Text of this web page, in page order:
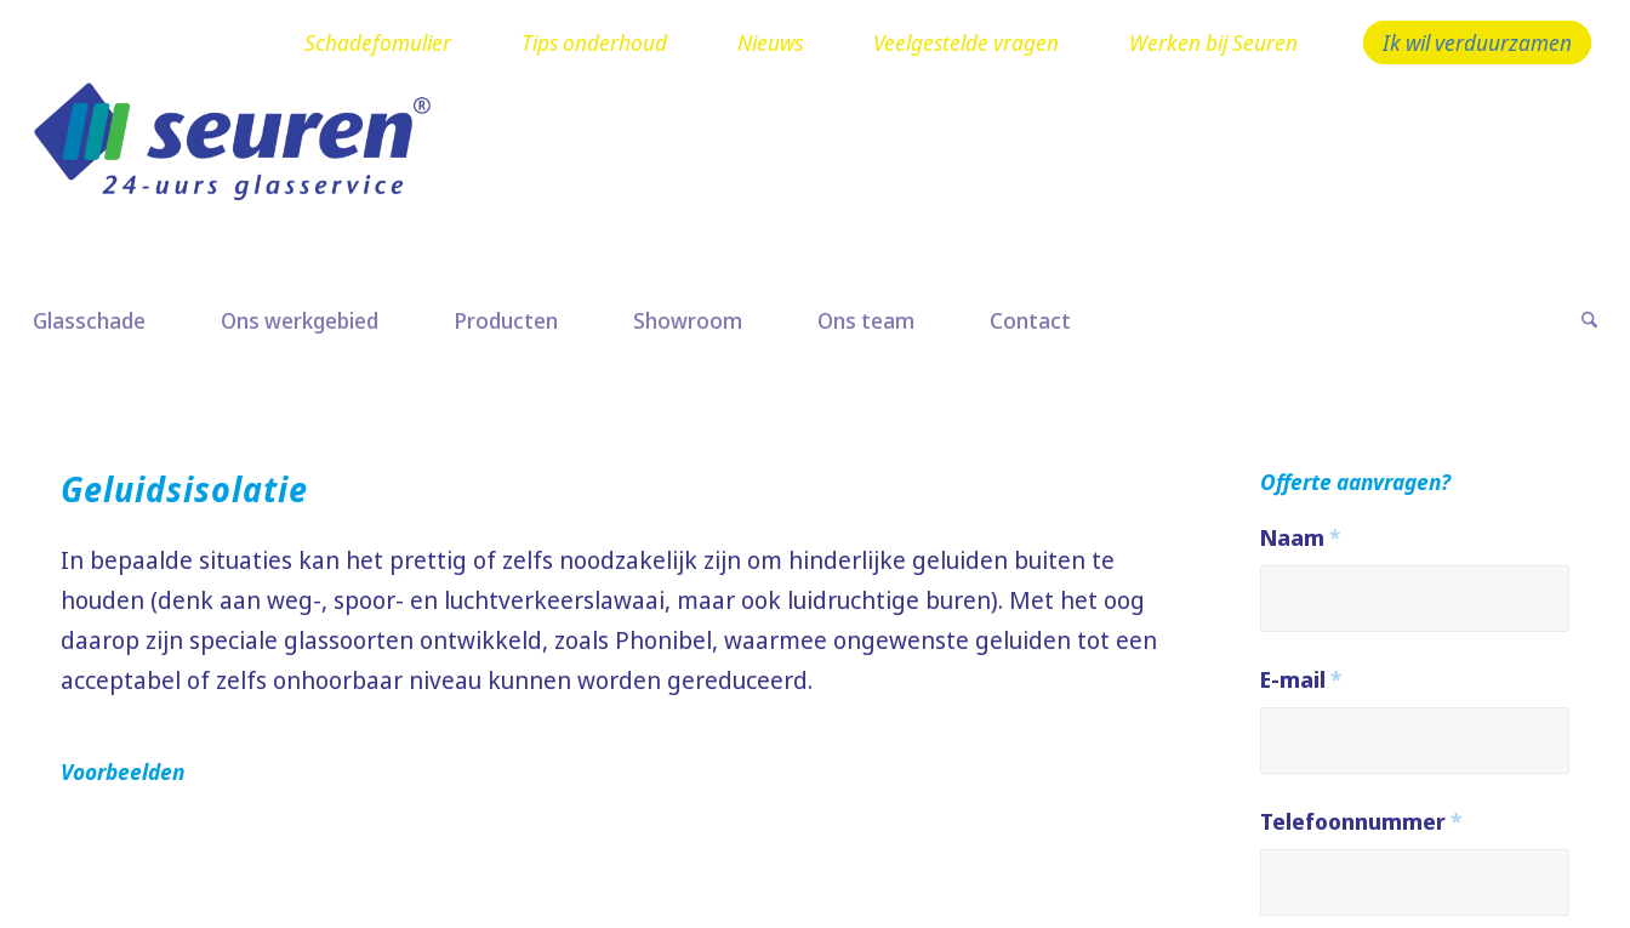
Schadefomulier Tips onderhoud Nieuws Veelgestelde vragen Werken bij Seuren Ik wil verduurzamen
Glasschade Ons werkgebied Producten Showroom Ons team Contact
Geluidsisolatie
In bepaalde situaties kan het prettig of zelfs noodzakelijk zijn om hinderlijke geluiden buiten te
houden (denk aan weg-, spoor- en luchtverkeerslawaai, maar ook luidruchtige buren). Met het oog
daarop zijn speciale glassoorten ontwikkeld, zoals Phonibel, waarmee ongewenste geluiden tot een
acceptabel of zelfs onhoorbaar niveau kunnen worden gereduceerd.
Voorbeelden
Offerte aanvragen?
Naam *
E-mail *
Telefoonnummer*